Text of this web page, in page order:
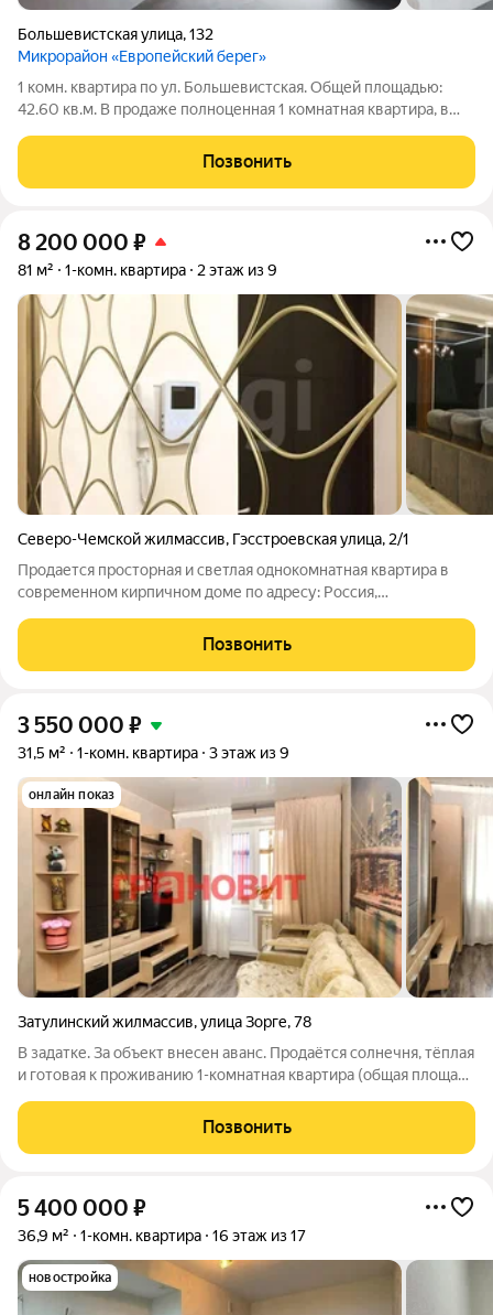
Большевистская улица,132
Микрорайон «Европейский берег»
1 комн. квартира по ул. Большевистская. Общей площадью:
42.60 кв.м. В продаже полноценная 1 комнатная квартира, в
планировка, отдельно предусмотрено пространство для
хранения вещей
Позвонить
8 200 000 ₽
81 м² 1-комн. квартира 2 этаж из 9
Северо-Чемской жилмассив, Гэсстроевская улица, 2/1
Продается просторная и светлая однокомнатная квартира в
современном кирпичном доме по адресу: Россия,
Гэсстроевская улица, 2/1. Общая площадь квартиры составляет
81.8 кв. м, что позволяет с
Позвонить
3 550 000 ₽
31,5 м² 1-комн. квартира 3 этаж из 9
онлайн показ
Затулинский жилмассив,улица Зорге,78
В задатке. За объект внесен аванс. Продаётся солнечня, тёплая
и готовая к проживанию 1-комнатная квартира (общая площадь
Хорошая управляющая компания. Отсечка. Современная
Позвонить
5 400 000 ₽
36,9 м² 1-комн. квартира 16 этаж из 17
новостройка